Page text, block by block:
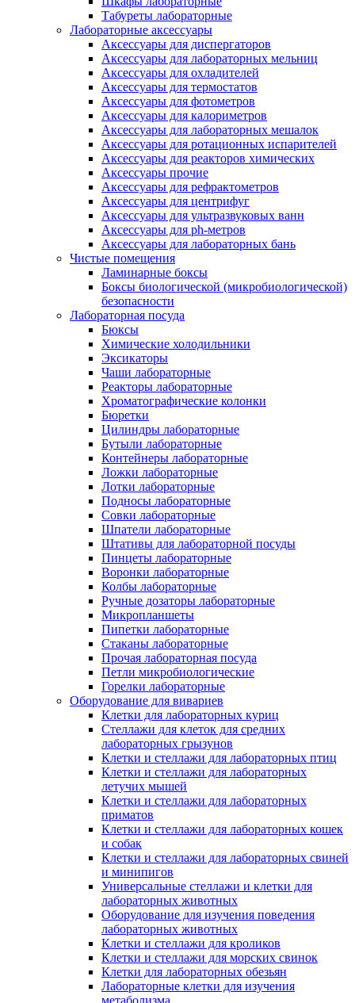
Табуреты лабораторные
Лабораторные аксессуары
Аксессуары для диспергаторов
Аксессуары для лабораторных мельниц
Аксессуары для охладителей
Аксессуары для термостатов
Аксессуары для фотометров
Аксессуары для калориметров
Аксессуары для лабораторных мешалок
Аксессуары для ротационных испарителей
Аксессуары для реакторов химических
Аксессуары прочие
Аксессуары для рефрактометров
Аксессуары для центрифуг
Аксессуары для ультразвуковых ванн
Аксессуары для ph-метров
Аксессуары для лабораторных бань
Чистые помещения
Ламинарные боксы
Боксы биологической (микробиологической)
безопасности
Лабораторная посуда
Бюксы
Химические холодильники
Эксикаторы
Чаши лабораторные
Реакторы лабораторные
Хроматографические колонки
Бюретки
Цилиндры лабораторные
Бутыли лабораторные
Контейнеры лабораторные
Ложки лабораторные
Лотки лабораторные
Подносы лабораторные
Совки лабораторные
Шпатели лабораторные
Штативы для лабораторной посуды
Пинцеты лабораторные
Воронки лабораторные
Колбы лабораторные
Ручные дозаторы лабораторные
Микропланшеты
Пипетки лабораторные
Стаканы лабораторные
Прочая лабораторная посуда
Петли микробиологические
Горелки лабораторные
Оборудование для вивариев
Клетки для лабораторных куриц
Стеллажи для клеток для средних
лабораторных грызунов
Клетки и стеллажи для лабораторных птиц
Клетки и стеллажи для лабораторных
летучих мышей
Клетки и стеллажи для лабораторных
приматов
Клетки и стеллажи для лабораторных кошек
и собак
Клетки и стеллажи для лабораторных свиней
и минипигов
Универсальные стеллажи и клетки для
лабораторных животных
Оборудование для изучения поведения
лабораторных животных
Клетки и стеллажи для кроликов
Клетки и стеллажи для морских свинок
Клетки для лабораторных обезьян
Лабораторные клетки для изучения
метаболизма